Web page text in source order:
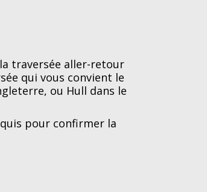
traversée aller-retour
qui vous convient le
ou Hull dans le
pour confirmer la